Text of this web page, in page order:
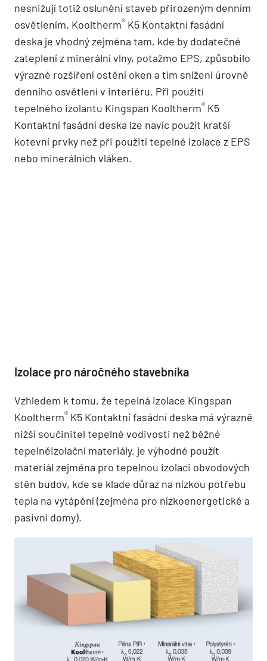
nesnižují totiž oslunění staveb přirozeným denním
osvětlením. Kooltherm® K5 Kontaktní fasádní
deska je vhodný zejména tam, kde by dodatečné
zateplení z minerální vlny, potažmo EPS, způsobilo
výrazné rozšíření ostění oken a tím snížení úrovně
denního osvětlení v interiéru. Při použití
tepelného izolantu Kingspan Kooltherm® K5
Kontaktní fasádní deska lze navíc použít kratší
kotevní prvky než při použití tepelné izolace z EPS
nebo minerálních vláken.
Izolace pro náročného stavebníka
Vzhledem k tomu, že tepelná izolace Kingspan
Kooltherm® K5 Kontaktní fasádní deska má výrazně
nižší součinitel tepelné vodivosti než běžné
tepelněizolační materiály, je výhodné použít
materiál zejména pro tepelnou izolaci obvodových
stěn budov, kde se klade důraz na nízkou potřebu
tepla na vytápění (zejména pro nízkoenergetické a
pasivní domy).